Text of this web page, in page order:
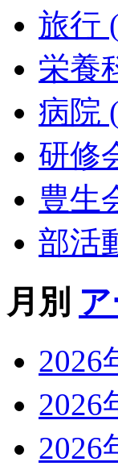
旅行
栄養
病院
研修
豊生
部活
月別
2026
2026
2026